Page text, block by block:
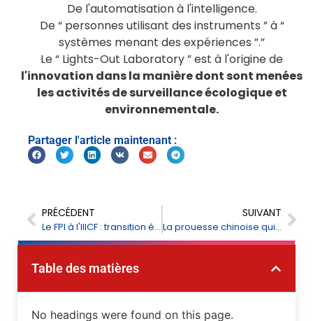
De l'automatisation à l'intelligence.
De “ personnes utilisant des instruments ” à “
systèmes menant des expériences ”.”
Le “ Lights-Out Laboratory ” est à l'origine de
l'innovation dans la manière dont sont menées
les activités de surveillance écologique et
environnementale.
Partager l'article maintenant :
PRÉCÉDENT
Le FPI à l'IIICF : transition écologique, innovation numérique
SUIVANT
La prouesse chinoise qui se cache derrière chaque produit agroalimentaire
Table des matières
No headings were found on this page.